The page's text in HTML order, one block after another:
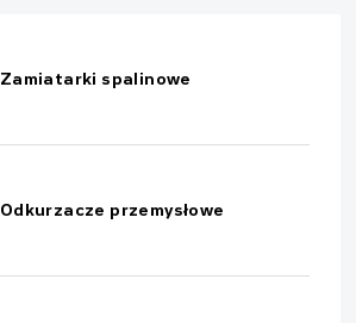
Zamiatarki spalinowe
Odkurzacze przemysłowe